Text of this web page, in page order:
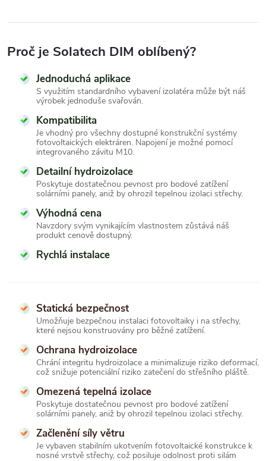
Proč je Solatech DIM oblíbený?
Jednoduchá aplikace
S využitím standardního vybavení izolatéra může být náš
výrobek jednoduše svařován.
Kompatibilita
Je vhodný pro všechny dostupné konstrukční systémy
fotovoltaických elektráren. Napojení je možné pomocí
integrovaného závitu M10.
Detailní hydroizolace
Poskytuje dostatečnou pevnost pro bodové zatížení
solárními panely, aniž by ohrozil tepelnou izolaci střechy.
Výhodná cena
Navzdory svým vynikajícím vlastnostem zůstává náš
produkt cenově dostupný.
Rychlá instalace
Statická bezpečnost
Umožňuje bezpečnou instalaci fotovoltaiky i na střechy,
které nejsou konstruovány pro běžné zatížení.
Ochrana hydroizolace
Chrání integritu hydroizolace a minimalizuje riziko deformací,
což snižuje potenciální riziko zatečení do střešního pláště.
Omezená tepelná izolace
Poskytuje dostatečnou pevnost pro bodové zatížení
solárními panely, aniž by ohrozil tepelnou izolaci střechy.
Začlenění síly větru
Je vybaven stabilním ukotvením fotovoltaické konstrukce k
nosné vrstvě střechy, což posiluje odolnost proti silám